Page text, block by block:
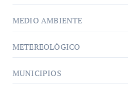
MEDIO AMBIENTE
METEREOLÓGICO
MUNICIPIOS